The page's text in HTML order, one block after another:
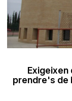
Exigeixen
prendre's de